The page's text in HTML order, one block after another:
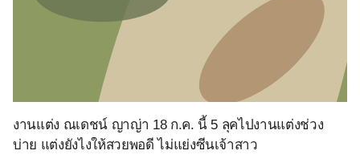
งานแต่ง ณเดชน์ ญาญ่า 18 ก.ค. นี้ 5 ลุคไปงานแต่งช่วง
บ่าย แต่งยังไงให้สวยพอดี ไม่แย่งซีนเจ้าสาว